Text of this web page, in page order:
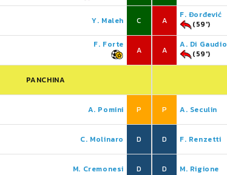
Y. Maleh C
F. Forte
A
PANCHINA
A. Pomini P
C. Molinaro D
M. Cremonesi D
A
F. Đorđević
(59')
A
A. Di Gaudio
(59')
P A. Seculin
D F. Renzetti
D M. Rigione